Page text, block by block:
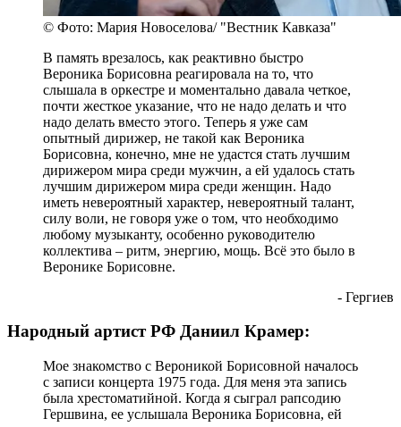
© Фото: Мария Новоселова/ "Вестник Кавказа"
В память врезалось, как реактивно быстро
Вероника Борисовна реагировала на то, что
слышала в оркестре и моментально давала четкое,
почти жесткое указание, что не надо делать и что
надо делать вместо этого. Теперь я уже сам
опытный дирижер, не такой как Вероника
Борисовна, конечно, мне не удастся стать лучшим
дирижером мира среди мужчин, а ей удалось стать
лучшим дирижером мира среди женщин. Надо
иметь невероятный характер, невероятный талант,
силу воли, не говоря уже о том, что необходимо
любому музыканту, особенно руководителю
коллектива – ритм, энергию, мощь. Всё это было в
Веронике Борисовне.
- Гергиев
Народный артист РФ Даниил Крамер:
Мое знакомство с Вероникой Борисовной началось
с записи концерта 1975 года. Для меня эта запись
была хрестоматийной. Когда я сыграл рапсодию
Гершвина, ее услышала Вероника Борисовна, ей